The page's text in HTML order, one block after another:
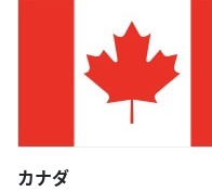
カナダ